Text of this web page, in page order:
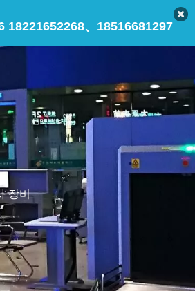
18221652268、18516681297
장비